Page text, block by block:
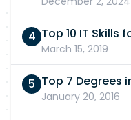
Top 10 IT Skills
March 15, 2019
Top 7 Degrees
January 20, 2016